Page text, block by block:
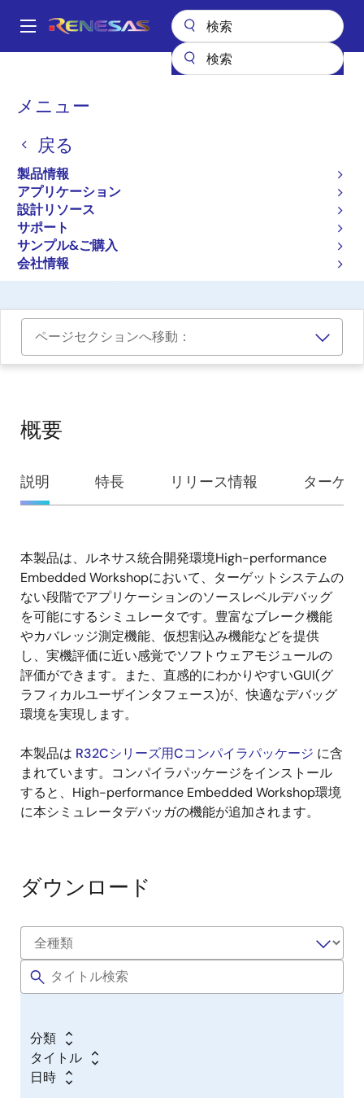
ン
Main
メニュー
戻る
製品情報
アプリケーション
設計リソース
サポート
サンプル&ご購入
会社情報
パ
く
ず
Embedded Workshop対応]
R32Cシリーズ用シミュレ
ータデバッガ [High-
performance Embedded
Workshop対応]
シミュレータ
ページセクションへ移動：
概要
概
要
説明 特長 リリース情報 ターゲ
説
明
本製品は、ルネサス統合開発環境High-performance
Embedded Workshopにおいて、ターゲットシステムの
ない段階でアプリケーションのソースレベルデバッグ
を可能にするシミュレータです。豊富なブレーク機能
やカバレッジ測定機能、仮想割込み機能などを提供
し、実機評価に近い感覚でソフトウェアモジュールの
評価ができます。また、直感的にわかりやすいGUI(グ
ラフィカルユーザインタフェース)が、快適なデバッグ
環境を実現します。
本製品は R32Cシリーズ用Cコンパイラパッケージ に含
まれています。コンパイラパッケージをインストール
すると、High-performance Embedded Workshop環境
に本シミュレータデバッガの機能が追加されます。
ダウンロード
分類
タイトル
日時